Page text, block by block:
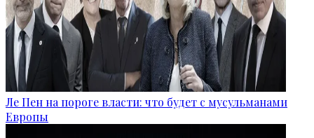
Ле Пен на пороге власти: что будет с мусульманами
Европы